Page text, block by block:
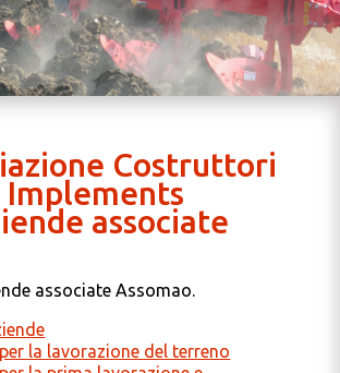
Costruttori
Implements
associate
associate Assomao.
la lavorazione del terreno